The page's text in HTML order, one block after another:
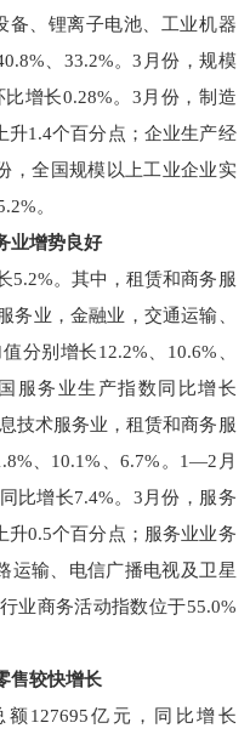
备、锂离子电池、工业机器
、33.2%。3月份，规模
增长0.28%。3月份，制造
升1.4个百分点；企业生产经
，全国规模以上工业企业实
。
业增势良好
5.2%。其中，租赁和商务服
务业，金融业，交通运输、
分别增长12.2%、10.6%、
服务业生产指数同比增长
技术服务业，租赁和商务服
、10.1%、6.7%。1—2月
比增长7.4%。3月份，服务
升0.5个百分点；服务业业务
运输、电信广播电视及卫星
业商务活动指数位于55.0%
售较快增长
127695亿元，同比增长